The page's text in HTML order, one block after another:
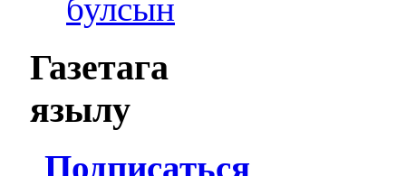
булсын
Газетага
язылу
Подписаться